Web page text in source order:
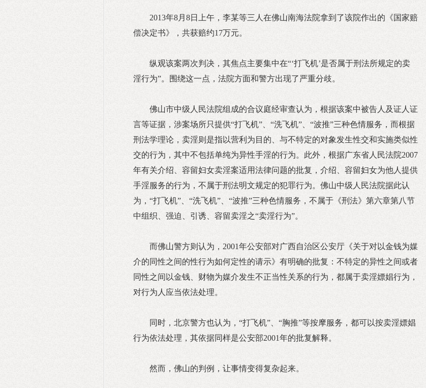
2013年8月8日上午，李某等三人在佛山南海法院拿到了该院作出的《国家赔
偿决定书》，共获赔约17万元。
纵观该案两次判决，其焦点主要集中在“‘打飞机’是否属于刑法所规定的卖
淫行为”。围绕这一点，法院方面和警方出现了严重分歧。
佛山市中级人民法院组成的合议庭经审查认为，根据该案中被告人及证人证
言等证据，涉案场所只提供“打飞机”、“洗飞机”、“波推”三种色情服务，而根据
刑法学理论，卖淫则是指以营利为目的、与不特定的对象发生性交和实施类似性
交的行为，其中不包括单纯为异性手淫的行为。此外，根据广东省人民法院2007
年有关介绍、容留妇女卖淫案适用法律问题的批复，介绍、容留妇女为他人提供
手淫服务的行为，不属于刑法明文规定的犯罪行为。佛山中级人民法院据此认
为，“打飞机”、“洗飞机”、“波推”三种色情服务，不属于《刑法》第六章第八节
中组织、强迫、引诱、容留卖淫之“卖淫行为”。
而佛山警方则认为，2001年公安部对广西自治区公安厅《关于对以金钱为媒
介的同性之间的性行为如何定性的请示》有明确的批复：不特定的异性之间或者
同性之间以金钱、财物为媒介发生不正当性关系的行为，都属于卖淫嫖娼行为，
对行为人应当依法处理。
同时，北京警方也认为，“打飞机”、“胸推”等按摩服务，都可以按卖淫嫖娼
行为依法处理，其依据同样是公安部2001年的批复解释。
然而，佛山的判例，让事情变得复杂起来。